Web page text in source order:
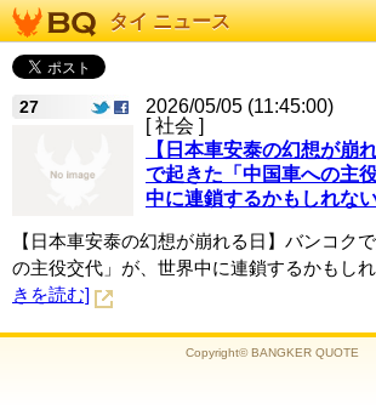
タイ ニュース
27
2026/05/05 (11:45:00)
[ 社会 ]
【日本車安泰の幻想が崩
で起きた「中国車への主
中に連鎖するかもしれな
【日本車安泰の幻想が崩れる日】バンコク
の主役交代」が、世界中に連鎖するかもし
きを読む]
Copyright© BANGKER QUOTE